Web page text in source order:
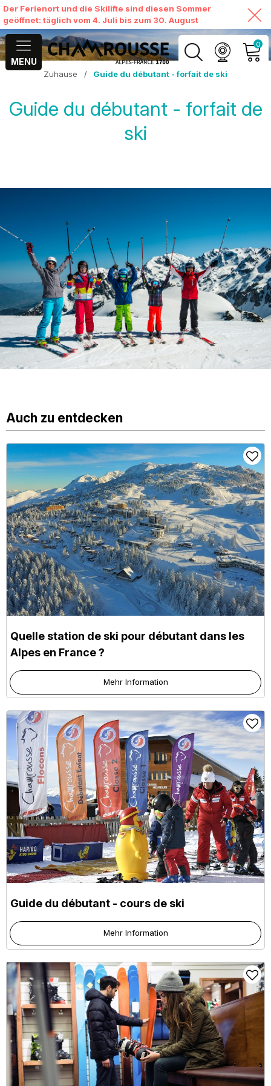
Der Ferienort und die Skilifte sind diesen Sommer
geöffnet: täglich vom 4. Juli bis zum 30. August
MENU
0
MEIN KONTO
MEINEN WARENKORB
Zuhause / Guide du débutant - forfait de ski
Guide du débutant - forfait de
ski
Auch zu entdecken
Quelle station de ski pour débutant dans les
Alpes en France ?
Mehr Information
Guide du débutant - cours de ski
Mehr Information